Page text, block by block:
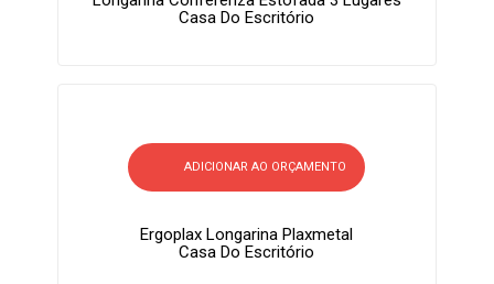
Casa Do Escritório
ADICIONAR AO ORÇAMENTO
Ergoplax Longarina Plaxmetal
Casa Do Escritório